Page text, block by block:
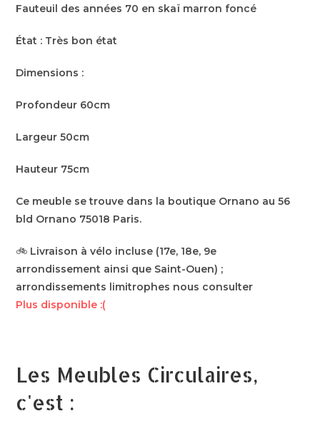
Fauteuil des années 70 en skaï marron foncé
État : Très bon état
Dimensions :
Profondeur 60cm
Largeur 50cm
Hauteur 75cm
Ce meuble se trouve dans la boutique Ornano au 56
bld Ornano 75018 Paris.
🚲 Livraison à vélo incluse (17e, 18e, 9e
arrondissement ainsi que Saint-Ouen) ;
arrondissements limitrophes nous consulter
Plus disponible :(
Les Meubles Circulaires,
c'est :